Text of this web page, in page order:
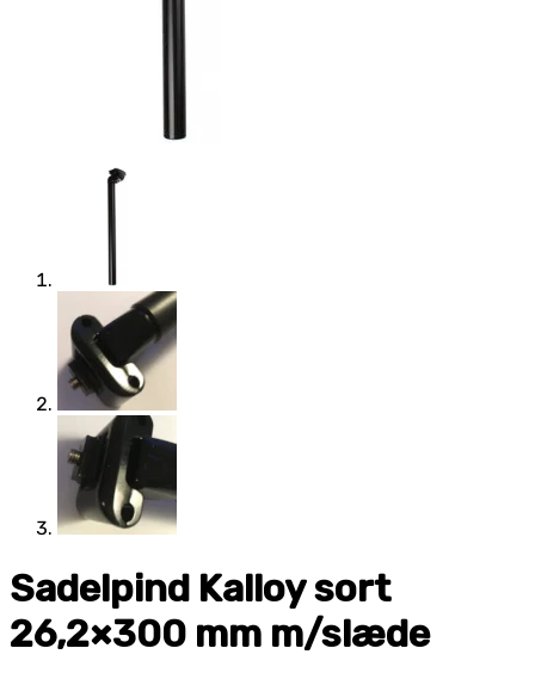
Sadelpind Kalloy sort
26,2×300 mm m/slæde